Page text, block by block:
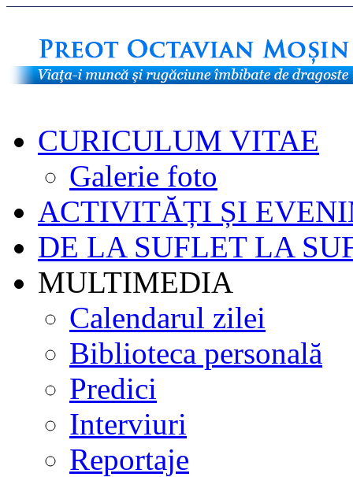
CURICULUM VITAE
Galerie foto
ACTIVITĂȚI ȘI
DE LA SUFLET LA
MULTIMEDIA
Calendarul zilei
Biblioteca personală
Predici
Interviuri
Reportaje